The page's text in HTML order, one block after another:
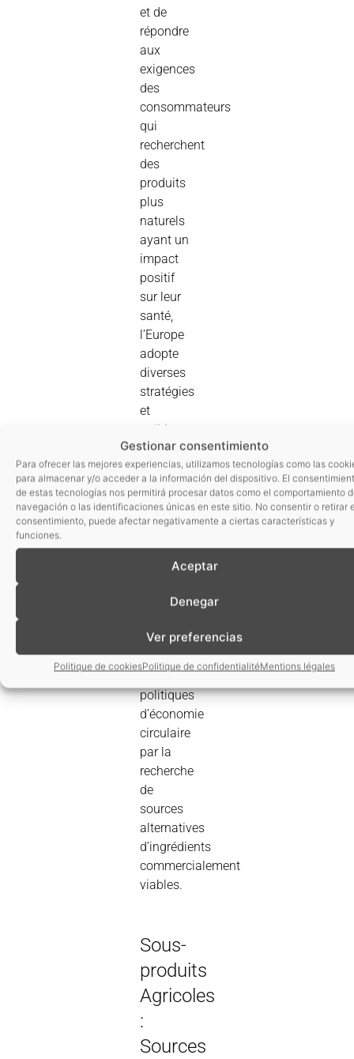
Gestionar consentimiento
Para ofrecer las mejores experiencias, utilizamos tecnologías como las
para almacenar y/o acceder a la información del dispositivo. El
de estas tecnologías nos permitirá procesar datos como el comportamiento
navegación o las identificaciones únicas en este sitio. No consentir o retirar
consentimiento, puede afectar negativamente a ciertas características y
funciones.
Aceptar
Denegar
Ver preferencias
Politique de cookiesPolitique de confidentialitéMentions légales
et de
répondre
aux
exigences
des
consommateurs
qui
recherchent
des
produits
plus
naturels
ayant un
impact
positif
sur leur
santé,
l’Europe
adopte
diverses
stratégies
et
politiques
scientifiques
pour
favoriser
la
recherche
développer
aliments
à mettre
en uvre
des
politiques
d’économie
circulaire
par la
recherche
de
sources
alternatives
d’ingrédients
commercialement
viables.
Sous-
produits
Agricoles
:
Sources